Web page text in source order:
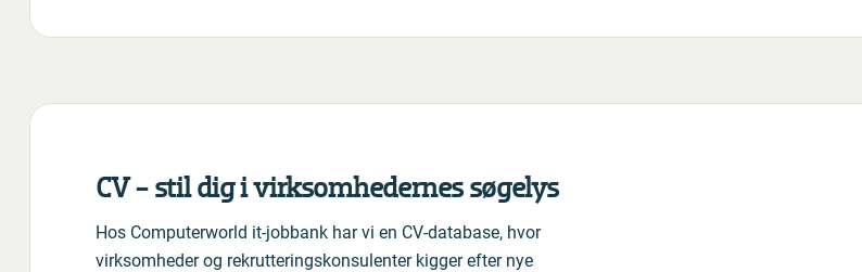
CV - stil dig i virksomhedernes søgelys
Hos Computerworld it-jobbank har vi en CV-database, hvor
virksomheder og rekrutteringskonsulenter kigger efter nye